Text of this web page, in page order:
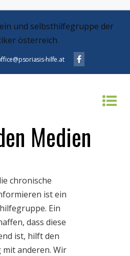
hilfe.at
Medien
chronische
ist ein
Ein
dass diese
ist, hilft den
anderen. Wir